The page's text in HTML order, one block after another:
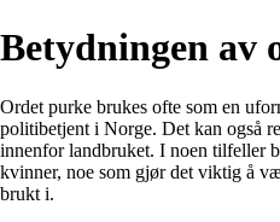
Betydningen av
Ordet purke brukes ofte som en
politibetjent i Norge. Det kan også
innenfor landbruket. I noen tilfeller
kvinner, noe som gjør det viktig å
brukt i.